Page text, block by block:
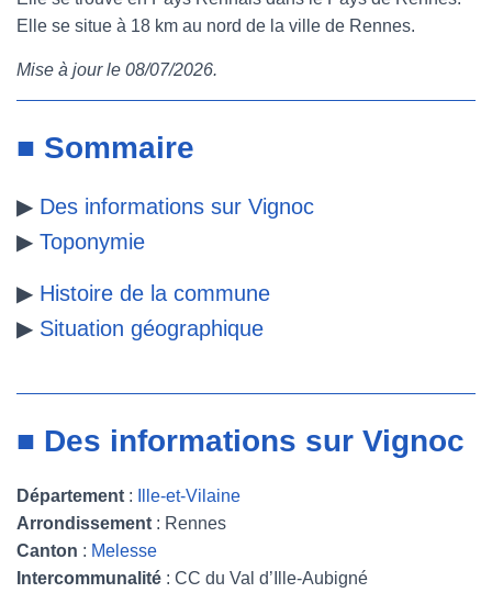
e
b
o
k
t
t
r
t
e
e
s
b
Elle se situe à 18 km au nord de la ville de Rennes.
Mise à jour le 08/07/2026.
■ Sommaire
▶ Des informations sur Vignoc
▶ Toponymie
▶ Histoire de la commune
▶ Situation géographique
■ Des informations sur Vignoc
Département :
Ille-et-Vilaine
Arrondissement : Rennes
Canton : Melesse
Intercommunalité : CC du Val d’Ille-Aubigné